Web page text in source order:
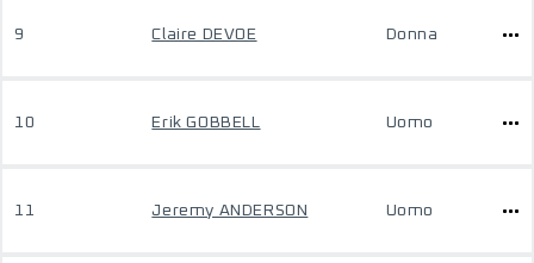
9 Claire DEVOE Donna
10 Erik GOBBELL Uomo
11 Jeremy ANDERSON Uomo